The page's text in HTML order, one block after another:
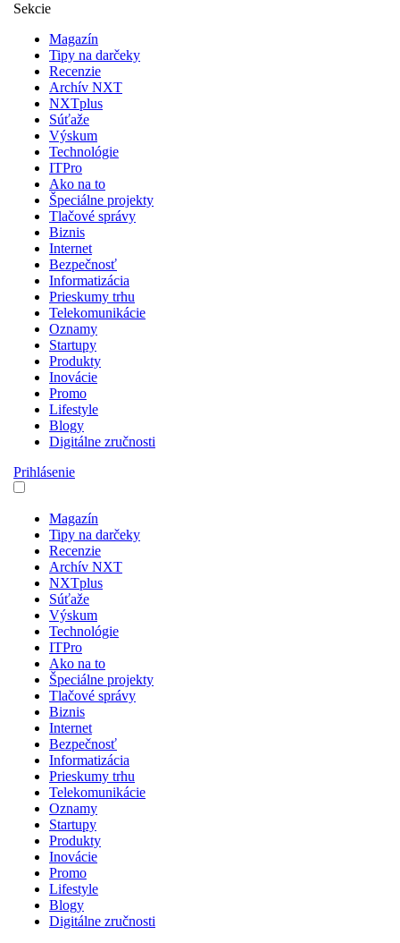
Sekcie
Magazín
Tipy na darčeky
Recenzie
Archív NXT
NXTplus
Súťaže
Výskum
Technológie
ITPro
Ako na to
Špeciálne projekty
Tlačové správy
Biznis
Internet
Bezpečnosť
Informatizácia
Prieskumy trhu
Telekomunikácie
Oznamy
Startupy
Produkty
Inovácie
Promo
Lifestyle
Blogy
Digitálne zručnosti
Prihlásenie
Magazín
Tipy na darčeky
Recenzie
Archív NXT
NXTplus
Súťaže
Výskum
Technológie
ITPro
Ako na to
Špeciálne projekty
Tlačové správy
Biznis
Internet
Bezpečnosť
Informatizácia
Prieskumy trhu
Telekomunikácie
Oznamy
Startupy
Produkty
Inovácie
Promo
Lifestyle
Blogy
Digitálne zručnosti